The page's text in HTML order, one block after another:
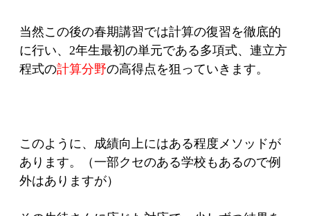
当然この後の春期講習では計算の復習を徹底的
に行い、2年生最初の単元である多項式、連立方
程式の計算分野の高得点を狙っていきます。
このように、成績向上にはある程度メソッドが
あります。（一部クセのある学校もあるので例
外はありますが）